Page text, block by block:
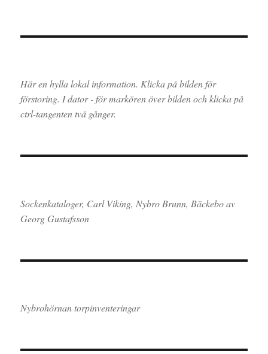
Här en hylla lokal information. Klicka på bilden för
förstoring. I dator - för markören över bilden och klicka på
ctrl-tangenten två gånger.
Sockenkataloger, Carl Viking, Nybro Brunn, Bäckebo av
Georg Gustafsson
Nybrohörnan torpinventeringar